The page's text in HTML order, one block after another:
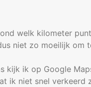
welk kilometer
niet zo moeilijk om
kijk ik op Google
ik niet snel verkeerd